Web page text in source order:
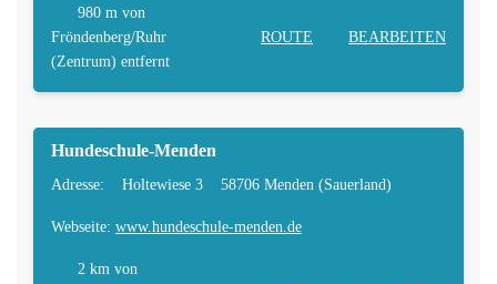
980 m von
Fröndenberg/Ruhr
(Zentrum) entfernt
ROUTE BEARBEITEN
Hundeschule-Menden
Adresse: Holtewiese 3 58706 Menden (Sauerland)
Webseite: www.hundeschule-menden.de
2 km von